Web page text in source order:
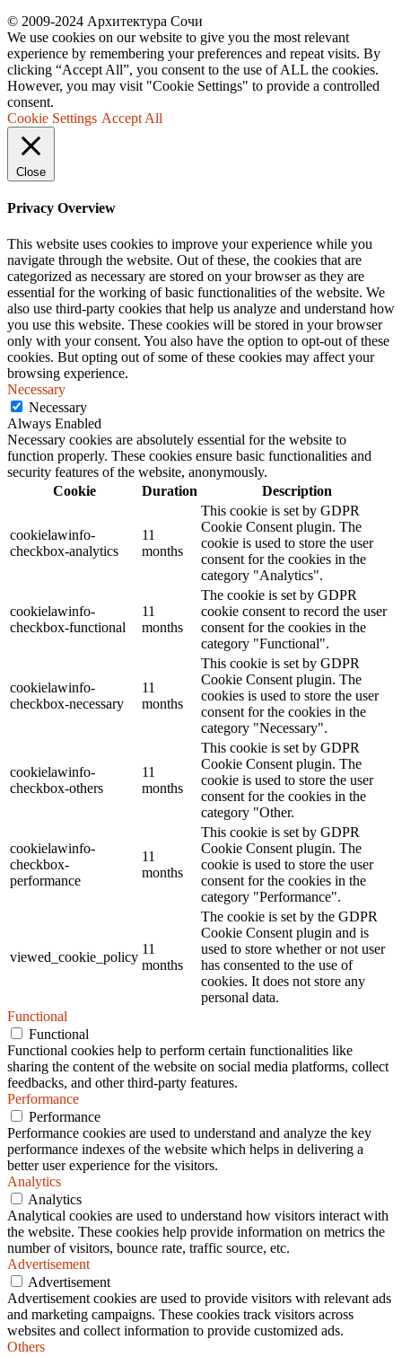
© 2009-2024 Архитектура Сочи
We use cookies on our website to give you the most relevant
experience by remembering your preferences and repeat visits. By
clicking “Accept All”, you consent to the use of ALL the cookies.
However, you may visit "Cookie Settings" to provide a controlled
consent.
Cookie Settings Accept All
Close
Privacy Overview
This website uses cookies to improve your experience while you
navigate through the website. Out of these, the cookies that are
categorized as necessary are stored on your browser as they are
essential for the working of basic functionalities of the website. We
also use third-party cookies that help us analyze and understand how
you use this website. These cookies will be stored in your browser
only with your consent. You also have the option to opt-out of these
cookies. But opting out of some of these cookies may affect your
browsing experience.
Necessary
Necessary
Always Enabled
Necessary cookies are absolutely essential for the website to
function properly. These cookies ensure basic functionalities and
security features of the website, anonymously.
Cookie
Duration Description
cookielawinfo-
checkbox-analytics
11
months
This cookie is set by GDPR
Cookie Consent plugin. The
cookie is used to store the user
consent for the cookies in the
category "Analytics".
cookielawinfo-
checkbox-functional
11
months
The cookie is set by GDPR
cookie consent to record the user
consent for the cookies in the
category "Functional".
cookielawinfo-
checkbox-necessary
11
months
This cookie is set by GDPR
Cookie Consent plugin. The
cookies is used to store the user
consent for the cookies in the
category "Necessary".
cookielawinfo-
checkbox-others
11
months
This cookie is set by GDPR
Cookie Consent plugin. The
cookie is used to store the user
consent for the cookies in the
category "Other.
cookielawinfo-
checkbox-
performance
11
months
This cookie is set by GDPR
Cookie Consent plugin. The
cookie is used to store the user
consent for the cookies in the
category "Performance".
viewed_cookie_policy
11
months
The cookie is set by the GDPR
Cookie Consent plugin and is
used to store whether or not user
has consented to the use of
cookies. It does not store any
personal data.
Functional
Functional
Functional cookies help to perform certain functionalities like
sharing the content of the website on social media platforms, collect
feedbacks, and other third-party features.
Performance
Performance
Performance cookies are used to understand and analyze the key
performance indexes of the website which helps in delivering a
better user experience for the visitors.
Analytics
Analytics
Analytical cookies are used to understand how visitors interact with
the website. These cookies help provide information on metrics the
number of visitors, bounce rate, traffic source, etc.
Advertisement
Advertisement
Advertisement cookies are used to provide visitors with relevant ads
and marketing campaigns. These cookies track visitors across
websites and collect information to provide customized ads.
Others